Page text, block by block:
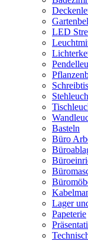
LED
Basteln
Büro
Lager
Papeterie